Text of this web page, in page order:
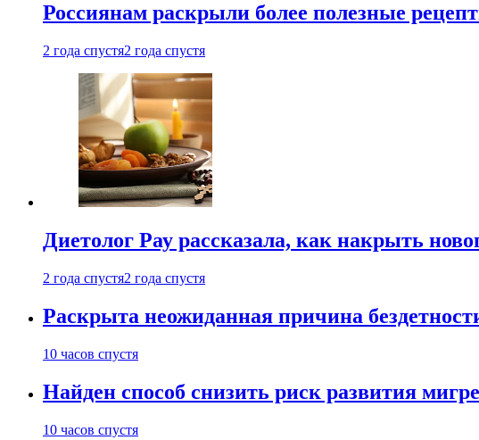
Россиянам раскрыли более полезные
2 года спустя2 года спустя
Диетолог Рау рассказала, как накрыть
2 года спустя2 года спустя
Раскрыта неожиданная причина
10 часов спустя
Найден способ снизить риск развития
10 часов спустя